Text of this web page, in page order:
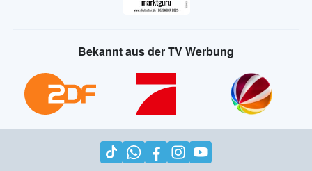
Bekannt aus der TV Werbung